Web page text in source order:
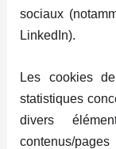
sociaux
LinkedIn).
Les cookies
statistiques
divers
contenus/